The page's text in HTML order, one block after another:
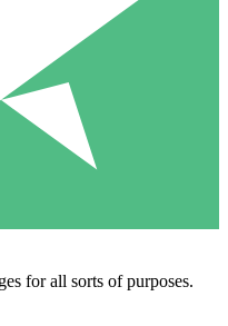
for all sorts of purposes.